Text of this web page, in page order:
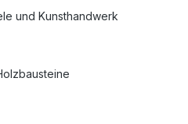
und Kunsthandwerk